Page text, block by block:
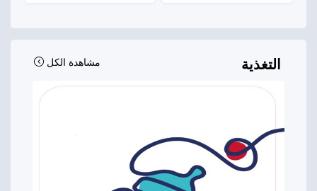
التغذية مشاهدة الكل